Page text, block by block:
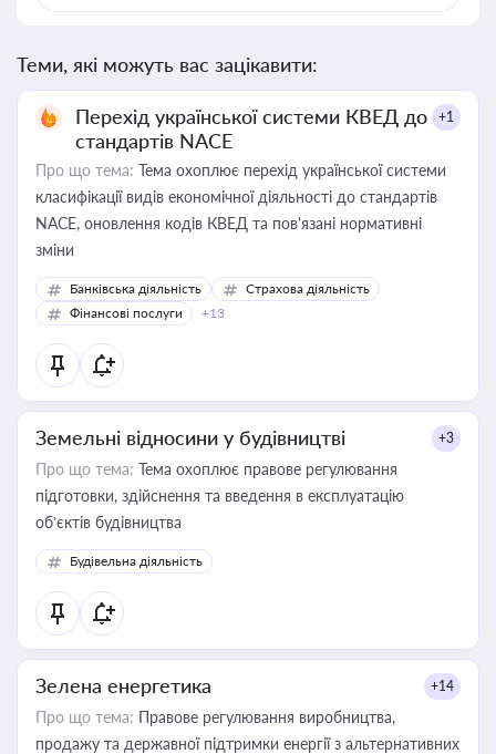
Теми, які можуть вас зацікавити:
Перехід української системи КВЕД до
стандартів NACE
+1
Про що тема: Тема охоплює перехід української системи
класифікації видів економічної діяльності до стандартів
NACE, оновлення кодів КВЕД та пов'язані нормативні
зміни
Банківська діяльність
Страхова діяльність
Фінансові послуги
+13
Земельні відносини у будівництві +3
Про що тема: Тема охоплює правове регулювання
підготовки, здійснення та введення в експлуатацію
об’єктів будівництва
Будівельна діяльність
Зелена енергетика +14
Про що тема: Правове регулювання виробництва,
продажу та державної підтримки енергії з альтернативних